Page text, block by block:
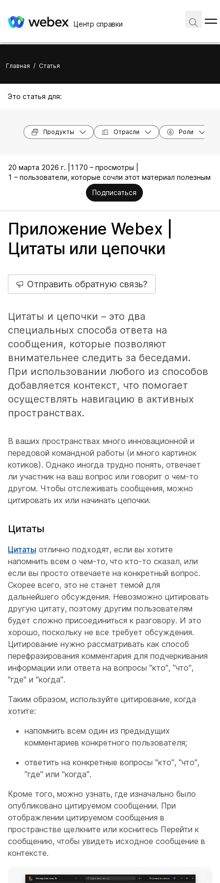
Центр справки
Главная / Статья
Это статья для:
Продукты Отрасли Роли
20 марта 2026 г. |
1170 – просмотры |
1 – пользователи, которые сочли этот материал полезным
Подписаться
Приложение Webex |
Цитаты или цепочки
Отправить обратную связь?
Цитаты и цепочки – это два
специальных способа ответа на
сообщения, которые позволяют
внимательнее следить за беседами.
При использовании любого из способов
добавляется контекст, что помогает
осуществлять навигацию в активных
пространствах.
В ваших пространствах много инновационной и
передовой командной работы (и много картинок
котиков). Однако иногда трудно понять, отвечает
ли участник на ваш вопрос или говорит о чем-то
другом. Чтобы отслеживать сообщения, можно
цитировать их или начинать цепочки.
Цитаты
Цитаты отлично подходят, если вы хотите
напомнить всем о чем-то, что кто-то сказал, или
если вы просто отвечаете на конкретный вопрос.
Скорее всего, это не станет темой для
дальнейшего обсуждения. Невозможно цитировать
другую цитату, поэтому другим пользователям
будет сложно присоединиться к разговору. И это
хорошо, поскольку не все требует обсуждения.
Цитирование нужно рассматривать как способ
перефразирования комментария для подчеркивания
информации или ответа на вопросы "кто", "что",
"где" и "когда".
Таким образом, используйте цитирование, когда
хотите:
напомнить всем один из предыдущих
комментариев конкретного пользователя;
ответить на конкретные вопросы "кто", "что",
"где" или "когда".
Кроме того, можно узнать, где изначально было
опубликовано цитируемом сообщении. При
отображлении цитируемом сообщения в
пространстве щелкните или коснитесь Перейти к
сообщению, чтобы увидеть исходное сообщение в
контексте.